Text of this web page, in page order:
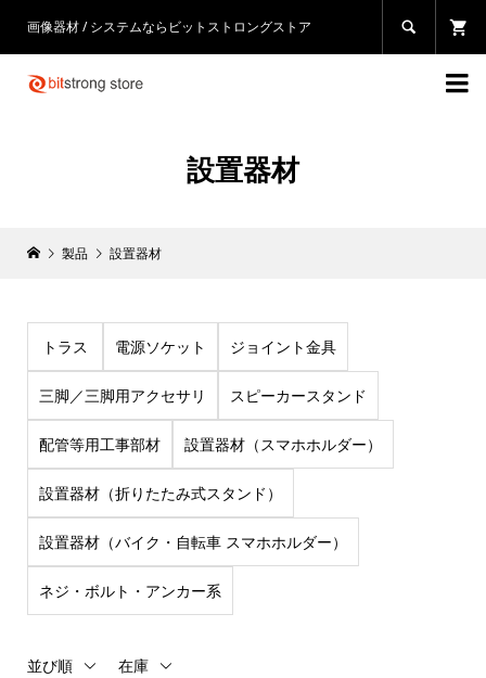
画像器材 / システムならビットストロングストア 

設置器材
製品 設置器材
トラス 電源ソケット ジョイント金具
三脚／三脚用アクセサリ スピーカースタンド
配管等用工事部材 設置器材（スマホホルダー）
設置器材（折りたたみ式スタンド）
設置器材（バイク・自転車 スマホホルダー）
ネジ・ボルト・アンカー系
並び順 在庫